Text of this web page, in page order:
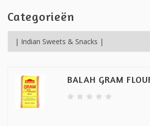
Categorieën
BALAH GRAM